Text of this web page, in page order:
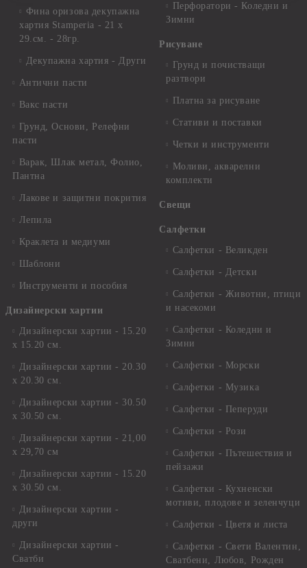
Фина оризова декупажна
хартия Stamperia - 21 х
29.см. - 28гр.
Декупажна хартия - Други
Антични пасти
Вакс пасти
Грунд, Основи, Релефни
пасти
Варак, Шлак метал, Фолио,
Пантна
Лакове и защитни покрития
Лепила
Краклета и медиуми
Шаблони
Инструменти и пособия
Дизайнерски хартии
Дизайнерски хартии - 15.20
х 15.20 см.
Дизайнерски хартии - 20.30
х 20.30 см.
Дизайнерски хартии - 30.50
х 30.50 см.
Дизайнерски хартии - 21,00
х 29,70 см
Дизайнерски хартии - 15.20
x 30.50 см.
Дизайнерски хартии -
други
Дизайнерски хартии -
Сватби
Перфоратори - Коледни и
Зимни
Рисуване
Грунд и почистващи
разтвори
Платна за рисуване
Стативи и поставки
Четки и инструменти
Моливи, акварелни
комплекти
Свещи
Салфетки
Салфетки - Великден
Салфетки - Детски
Салфетки - Животни, птици
и насекоми
Салфетки - Коледни и
Зимни
Салфетки - Морски
Салфетки - Музика
Салфетки - Пеперуди
Салфетки - Рози
Салфетки - Пътешествия и
пейзажи
Салфетки - Кухненски
мотиви, плодове и зеленчуци
Салфетки - Цветя и листа
Салфетки - Свети Валентин,
Сватбени, Любов, Рожден